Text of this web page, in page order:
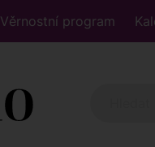
Věrnostní program